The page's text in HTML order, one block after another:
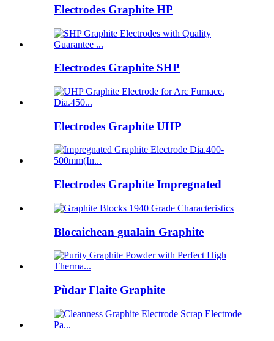
Electrodes Graphite HP
Electrodes Graphite SHP
Electrodes Graphite UHP
Electrodes Graphite Impregnated
Blocaichean gualain Graphite
Pùdar Flaite Graphite